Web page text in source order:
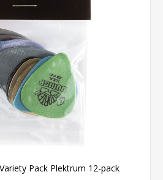
Pack Plektrum 12-pack